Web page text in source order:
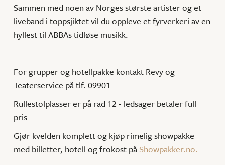
Sammen med noen av Norges største artister og et
liveband i toppsjiktet vil du oppleve et fyrverkeri av en
hyllest til ABBAs tidløse musikk.
For grupper og hotellpakke kontakt Revy og
Teaterservice på tlf. 09901
Rullestolplasser er på rad 12 - ledsager betaler full
pris
Gjør kvelden komplett og kjøp rimelig showpakke
med billetter, hotell og frokost på Showpakker.no.